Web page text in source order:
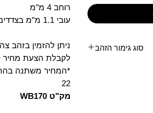
רוחב 4 מ"מ
עובי 1.1 מ"מ בצדדים ובפינות עובי כ 2.7 מ"מ
ניתן להזמין בזהב
לקבלת הצעת מחיר
*המחיר משתנה
22
מק"ט WB170
סוג גימור הזהב